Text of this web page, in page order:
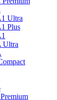
Ultra
Plus
Ultra